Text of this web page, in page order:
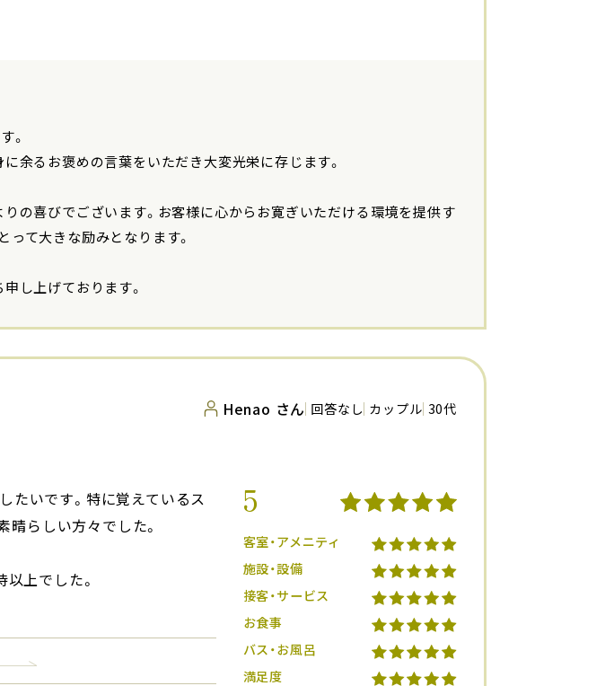
。
余るお褒めの言葉をいただき大変光栄に存じます。
の喜びでございます。お客様に心からお寛ぎいただける環境を提供す
て大きな励みとなります。
し上げております。
Henao さん 回答なし カップル 30代
たいです。特に覚えているス
晴らしい方々でした。
上でした。
5
客室・アメニティ
施設・設備
接客・サービス
お食事
バス・お風呂
満足度